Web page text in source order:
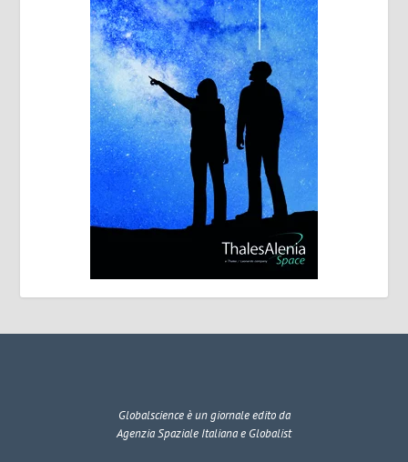
Globalscienceè un giornale edito da
Agenzia Spaziale Italiana e Globalist